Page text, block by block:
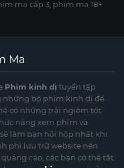
ma cấp 3, phim ma 18+
Ma
Phim kinh dị tuyển tập
những bộ phim kinh dị để
có những trải ngiệm tốt
năng xem phim và
làm bạn hồi hộp nhất khi
phí lưu trữ website nên
cáo, các bạn có thể tắt